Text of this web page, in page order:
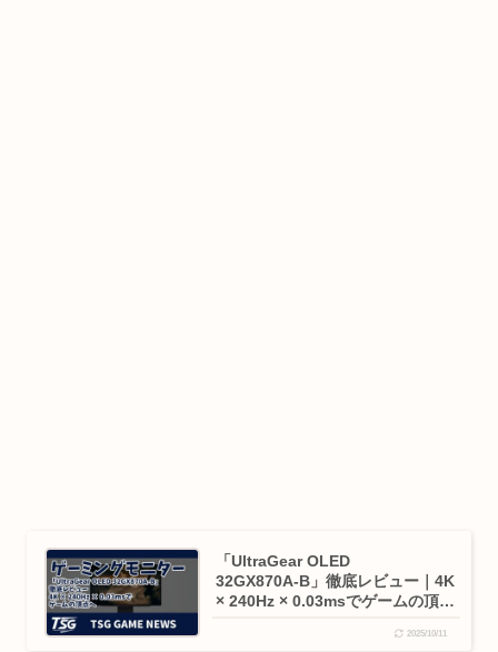
「UltraGear OLED
32GX870A‑B」徹底レビュー｜4K
× 240Hz × 0.03msでゲームの頂点
2025/10/11